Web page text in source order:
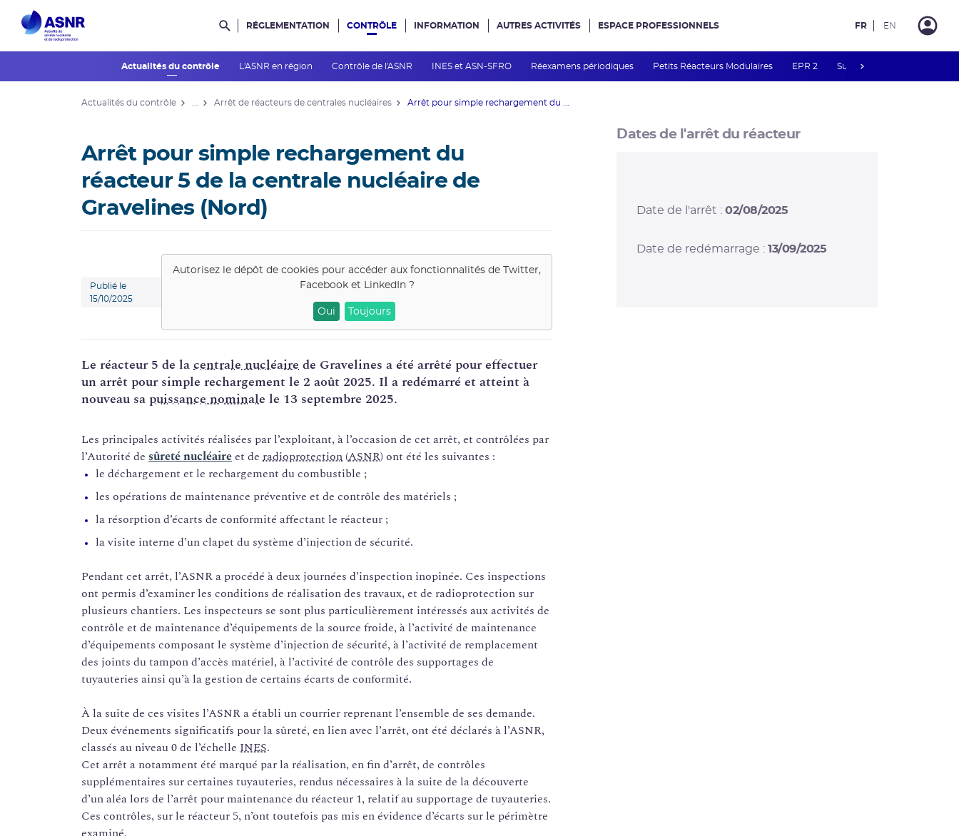
Rechercher dans le site
RÉGLEMENTATION CONTRÔLE
Actualités du contrôle L'ASNR en région Contrôle de l'ASNR INES et ASN-SFRO Réexamens périodiques Petits Réacteurs Modulaires EPR 2 Surveillance des PFAS
INFORMATION AUTRES ACTIVITÉS ESPACE PROFESSIONNELS FR EN
Actualités du contrôle Arrêt de réacteurs de centrales nucléaires Arrêt pour simple rechargement du ...
Arrêt pour simple rechargement du
réacteur 5 de la centrale nucléaire de
Gravelines (Nord)
Publié le
15/10/2025
Autorisez le dépôt de cookies pour accéder aux fonctionnalités de
Twitter,
Facebook et LinkedIn?
Oui Toujours
Le réacteur 5 de lacentrale nucléairede Gravelines a été arrêté pour effectuer
un arrêt pour simple rechargement le 2 août 2025. Il a redémarré et atteint à
nouveau sa puissance nominale le 13 septembre 2025.
Les principales activités réalisées par l’exploitant, à l’occasion de cet arrêt, et contrôlées par
l’Autorité de sûreté nucléaireet de radioprotection (ASNR) ont été les suivantes :
le déchargement et le rechargement du combustible ;
les opérations de maintenance préventive et de contrôle des matériels ;
la résorption d’écarts de conformité affectant le réacteur ;
la visite interne d’un clapet du système d’injection de sécurité.
Pendant cet arrêt, l’ASNR a procédé à deux journées d’inspection inopinée. Ces inspections
ont permis d’examiner les conditions de réalisation des travaux, et de radioprotection sur
plusieurs chantiers. Les inspecteurs se sont plus particulièrement intéressés aux activités de
contrôle et de maintenance d’équipements de la source froide, à l’activité de maintenance
d’équipements composant le système d’injection de sécurité, à l’activité de remplacement
des joints du tampon d’accès matériel, à l’activité de contrôle des supportages de
tuyauteries ainsi qu’à la gestion de certains écarts de conformité.
À la suite de ces visites l’ASNR a établi un courrier reprenant l’ensemble de ses demande.
Deux événements significatifs pour la sûreté, en lien avec l’arrêt, ont été déclarés à l’ASNR,
classés au niveau 0 de l’échelle INES.
Cet arrêt a notamment été marqué par la réalisation, en fin d’arrêt, de contrôles
supplémentaires sur certaines tuyauteries, rendus nécessaires à la suite de la découverte
d’un aléa lors de l’arrêt pour maintenance du réacteur 1, relatif au supportage de tuyauteries.
Ces contrôles, sur le réacteur 5, n’ont toutefois pas mis en évidence d’écarts sur le périmètre
Dates de l'arrêt du réacteur
Date de l'arrêt : 02/08/2025
Date de redémarrage : 13/09/2025